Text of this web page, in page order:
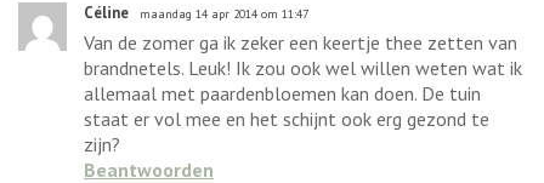
Céline maandag 14 apr 2014 om 11:47
Van de zomer ga ik zeker een keertje thee zetten van
brandnetels. Leuk! Ik zou ook wel willen weten wat ik
allemaal met paardenbloemen kan doen. De tuin
staat er vol mee en het schijnt ook erg gezond te
zijn?
Beantwoorden